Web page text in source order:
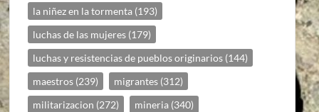
la niñez en la tormenta (193)
luchas de las mujeres (179)
luchas y resistencias de pueblos originarios (144)
maestros (239) migrantes (312)
militarizacion (272) mineria (340)